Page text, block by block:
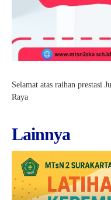
Selamat atas raihan prestasi
Raya
Lainnya